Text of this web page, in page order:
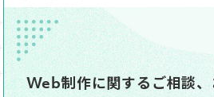
Web制作に関するご相談